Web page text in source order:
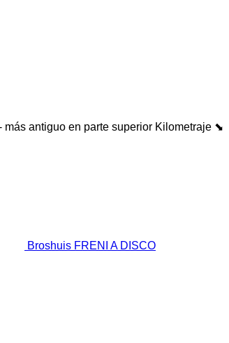
más antiguo en parte superior Kilometraje ⬊
Broshuis FRENI A DISCO